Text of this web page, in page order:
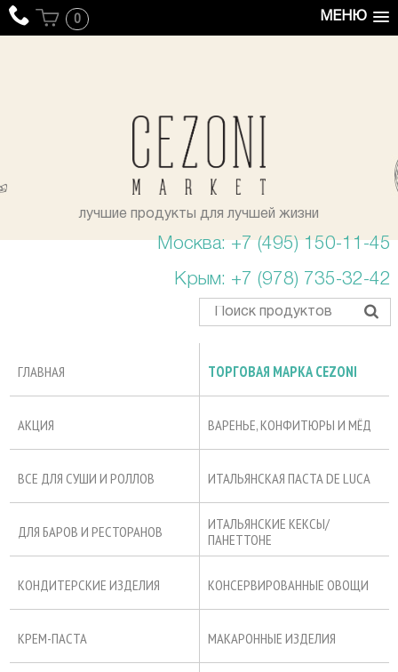
МЕНЮ
0
лучшие продукты для лучшей жизни
Москва: +7 (495) 150-11-45
Крым: +7 (978) 735-32-42
ГЛАВНАЯ ТОРГОВАЯ МАРКА CEZONI
АКЦИЯ ВАРЕНЬЕ, КОНФИТЮРЫ И МЁД
ВСЕ ДЛЯ СУШИ И РОЛЛОВ ИТАЛЬЯНСКАЯ ПАСТА DE LUCA
ДЛЯ БАРОВ И РЕСТОРАНОВ
ИТАЛЬЯНСКИЕ КЕКСЫ/
ПАНЕТТОНЕ
КОНДИТЕРСКИЕ ИЗДЕЛИЯ КОНСЕРВИРОВАННЫЕ ОВОЩИ
КРЕМ-ПАСТА МАКАРОННЫЕ ИЗДЕЛИЯ